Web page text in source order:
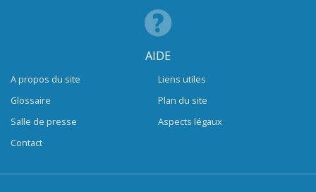
AIDE
A propos du site
Glossaire
Salle de presse
Contact
Liens utiles
Plan du site
Aspects légaux